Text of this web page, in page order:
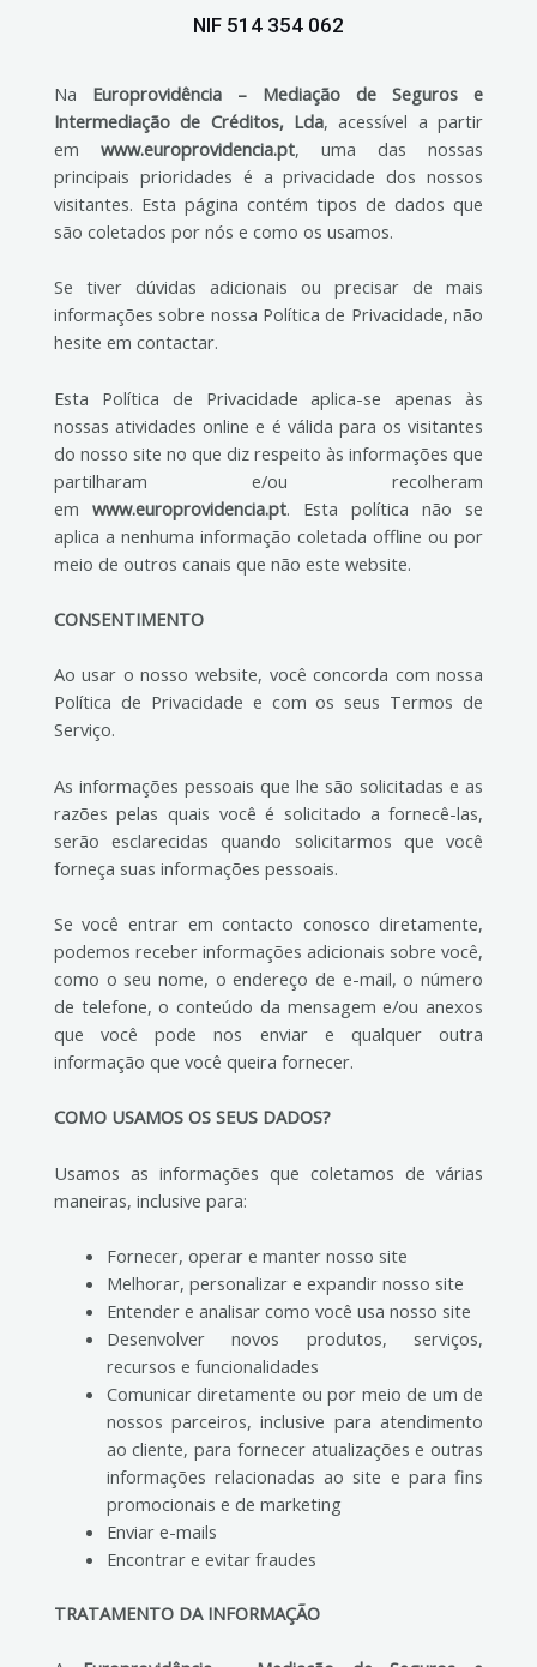
NIF 514 354 062
Na Europrovidência – Mediação de Seguros e
Intermediação de Créditos, Lda, acessível a partir
em www.europrovidencia.pt, uma das nossas
principais prioridades é a privacidade dos nossos
visitantes. Esta página contém tipos de dados que
são coletados por nós e como os usamos.
Se tiver dúvidas adicionais ou precisar de mais
informações sobre nossa Política de Privacidade, não
hesite em contactar.
Esta Política de Privacidade aplica-se apenas às
nossas atividades online e é válida para os visitantes
do nosso site no que diz respeito às informações que
partilharam e/ou recolheram
em www.europrovidencia.pt. Esta política não se
aplica a nenhuma informação coletada offline ou por
meio de outros canais que não este website.
CONSENTIMENTO
Ao usar o nosso website, você concorda com nossa
Política de Privacidade e com os seus Termos de
Serviço.
As informações pessoais que lhe são solicitadas e as
razões pelas quais você é solicitado a fornecê-las,
serão esclarecidas quando solicitarmos que você
forneça suas informações pessoais.
Se você entrar em contacto conosco diretamente,
podemos receber informações adicionais sobre você,
como o seu nome, o endereço de e-mail, o número
de telefone, o conteúdo da mensagem e/ou anexos
que você pode nos enviar e qualquer outra
informação que você queira fornecer.
COMO USAMOS OS SEUS DADOS?
Usamos as informações que coletamos de várias
maneiras, inclusive para:
Fornecer, operar e manter nosso site
Melhorar, personalizar e expandir nosso site
Entender e analisar como você usa nosso site
Desenvolver novos produtos, serviços,
recursos e funcionalidades
Comunicar diretamente ou por meio de um de
nossos parceiros, inclusive para atendimento
ao cliente, para fornecer atualizações e outras
informações relacionadas ao site e para fins
promocionais e de marketing
Enviar e-mails
Encontrar e evitar fraudes
TRATAMENTO DA INFORMAÇÃO